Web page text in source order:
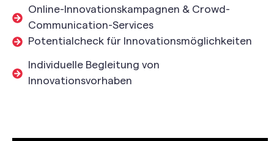
Online-Innovationskampagnen & Crowd-
Communication-Services
Potentialcheck für Innovationsmöglichkeiten
Individuelle Begleitung von
Innovationsvorhaben